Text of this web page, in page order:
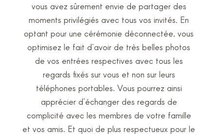
vous avez sûrement envie de partager des
moments privilégiés avec tous vos invités. En
optant pour une cérémonie déconnectée, vous
optimisez le fait d’avoir de très belles photos
de vos entrées respectives avec tous les
regards fixés sur vous et non sur leurs
téléphones portables. Vous pourrez ainsi
apprécier d’échanger des regards de
complicité avec les membres de votre famille
et vos amis. Et quoi de plus respectueux pour le